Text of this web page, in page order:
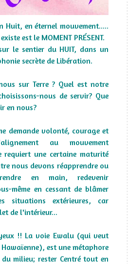
Huit, en éternel mouvement.....
est le MOMENT PRÉSENT.
le sentier du HUIT, dans un
secrète de Libération.
sur Terre ? Quel est notre
nous de servir? Que
en nous?
demande volonté, courage et
au mouvement
requiert une certaine maturité
nous devons réapprendre ou
en main, redevenir
même en cessant de blâmer
situations extérieures, car
de l'intérieur...
!! La voie Ewalu (qui veut
est une métaphore
milieu; rester Centré tout en